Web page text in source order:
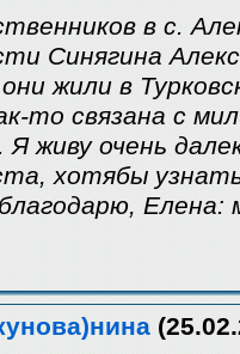
в с.
Синягина
жили в
то связана с
Я живу очень
хотябы
Елена: